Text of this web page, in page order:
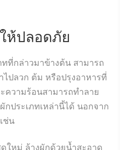
ห้ปลอดภัย
ที่กล่าวมาข้างต้น สามารถ
ปลวก ต้ม หรือปรุงอาหารที่
ความร้อนสามารถทำลาย
ประเภทเหล่านี้ได้ นอกจาก
ช่น
ใหม่ ล้างผักด้วยน้ำสะอาด